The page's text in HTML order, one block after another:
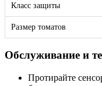
Класс защиты
Размер томатов
Обслуживание и
Протирайте